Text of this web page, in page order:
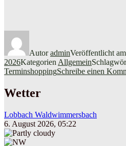
AutoradminVeröffentlicht am
2026Kategorien Allgemein
TerminshoppingSchreibe einen
Wetter
Lobbach Waldwimmersbach
6. August 2026, 05:22